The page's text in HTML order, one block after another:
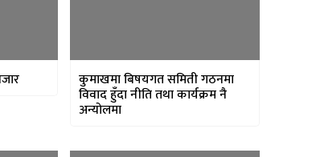
कुमाखमा बिषयगत समिती गठनमा
विवाद हुँदा नीति तथा कार्यक्रम नै
अन्योलमा